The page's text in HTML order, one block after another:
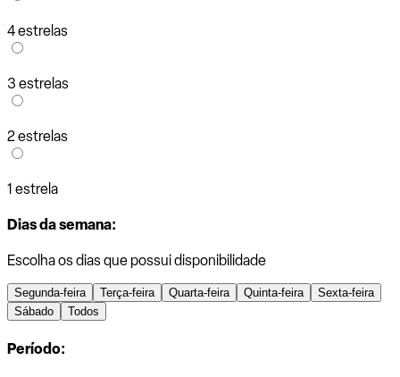
4 estrelas
3 estrelas
2 estrelas
1 estrela
Dias da semana:
Escolha os dias que possui disponibilidade
Segunda-feira Terça-feira Quarta-feira Quinta-feira
Sexta-feira
Sábado
Todos
Período: